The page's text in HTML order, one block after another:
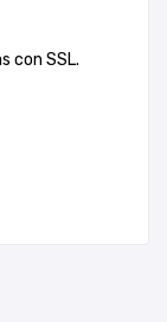
con SSL.